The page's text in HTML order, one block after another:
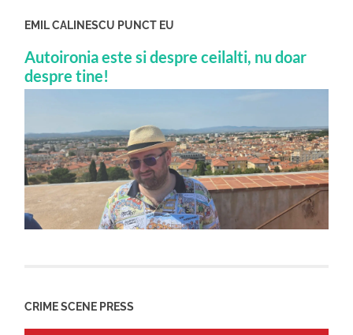
EMIL CALINESCU PUNCT EU
Autoironia este si despre ceilalti, nu doar
despre tine!
CRIME SCENE PRESS